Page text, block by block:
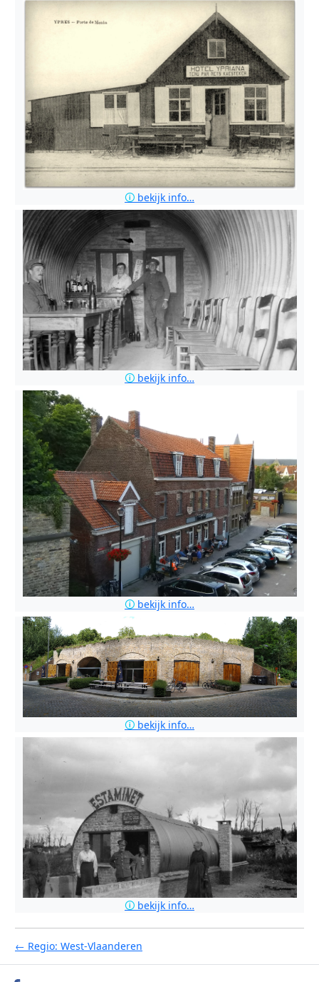
🛈 bekijk info…
🛈 bekijk info…
🛈 bekijk info…
🛈 bekijk info…
🛈 bekijk info…
← Regio: West-Vlaanderen